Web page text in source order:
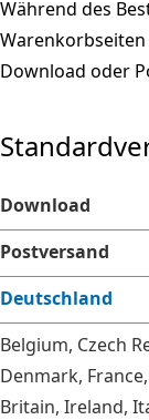
Während des
Download oder
Download
Postversand
Deutschland
Belgium, Czech
Denmark,
Britain, Ireland,